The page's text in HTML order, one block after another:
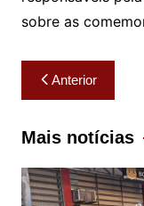
sobre as
Navegação
de
Post
Anterior
Mais notícias